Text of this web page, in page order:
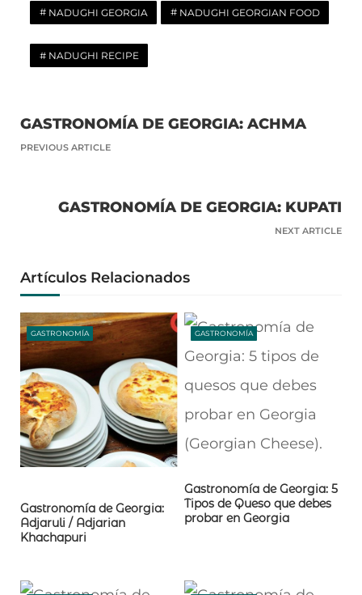
NADUGHI GEORGIA NADUGHI GEORGIAN FOOD
NADUGHI RECIPE
GASTRONOMÍA DE GEORGIA: ACHMA
PREVIOUS ARTICLE
GASTRONOMÍA DE GEORGIA: KUPATI
NEXT ARTICLE
Artículos Relacionados
GASTRONOMÍA
Gastronomía de Georgia:
Adjaruli / Adjarian
Khachapuri
GASTRONOMÍA
Gastronomía de Georgia: 5
Tipos de Queso que debes
probar en Georgia